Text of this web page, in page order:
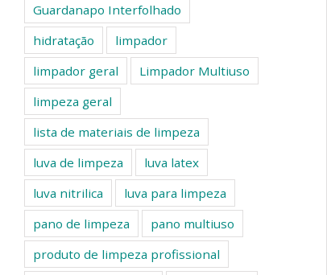
Guardanapo Interfolhado
hidratação
limpador
limpador geral
Limpador Multiuso
limpeza geral
lista de materiais de limpeza
luva de limpeza
luva latex
luva nitrilica
luva para limpeza
pano de limpeza
pano multiuso
produto de limpeza profissional